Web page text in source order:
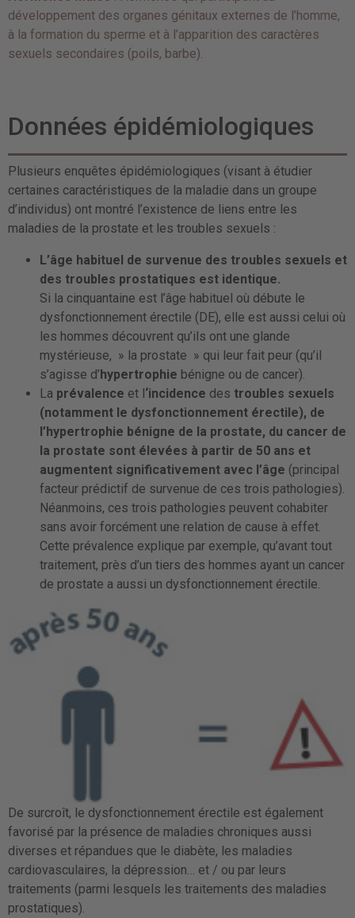
développement des organes génitaux externes de l’homme,
à la formation du sperme et à l’apparition des caractères
sexuels secondaires (poils, barbe).
Données épidémiologiques
Plusieurs enquêtes épidémiologiques (visant à étudier
certaines caractéristiques de la maladie dans un groupe
d’individus) ont montré l’existence de liens entre les
maladies de la prostate et les troubles sexuels :
L’âge habituel de survenue des troubles sexuels et
des troubles prostatiques est identique.
Si la cinquantaine est l’âge habituel où débute le
dysfonctionnement érectile (DE), elle est aussi celui où
les hommes découvrent qu’ils ont une glande
mystérieuse, » la prostate » qui leur fait peur (qu’il
s’agisse d’hypertrophie bénigne ou de cancer).
La prévalence et l‘incidence des troubles sexuels
(notamment le dysfonctionnement érectile), de
l’hypertrophie bénigne de la prostate, du cancer de
la prostate sont élevées à partir de 50 ans et
augmentent significativement avec l’âge (principal
facteur prédictif de survenue de ces trois pathologies).
Néanmoins, ces trois pathologies peuvent cohabiter
sans avoir forcément une relation de cause à effet.
Cette prévalence explique par exemple, qu’avant tout
traitement, près d’un tiers des hommes ayant un cancer
de prostate a aussi un dysfonctionnement érectile.
De surcroît, le dysfonctionnement érectile est également
favorisé par la présence de maladies chroniques aussi
diverses et répandues que le diabète, les maladies
cardiovasculaires, la dépression… et / ou par leurs
traitements (parmi lesquels les traitements des maladies
prostatiques).